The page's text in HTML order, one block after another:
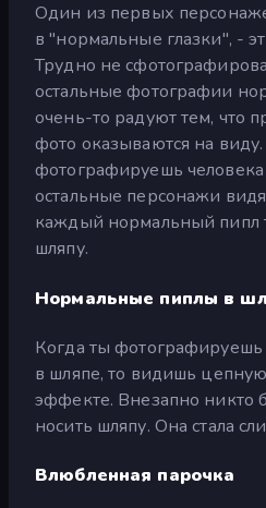
Один из первых
в "нормальные глазки", -
Трудно не
остальные фотографии
очень-то радуют тем, что
фото оказываются на
фотографируешь человека
остальные персонажи
каждый нормальный пипл
шляпу.
Нормальные пиплы в
Когда ты
в шляпе, то видишь
эффекте. Внезапно никто
носить шляпу. Она стала
Влюбленная парочка